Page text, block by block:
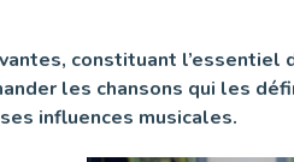
constituant
les chansons qui les
influences musicales.